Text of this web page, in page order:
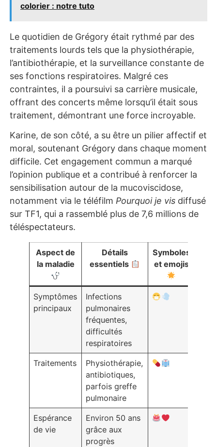
colorier : notre tuto
Le quotidien de Grégory était rythmé par des
traitements lourds tels que la physiothérapie,
l’antibiothérapie, et la surveillance constante de
ses fonctions respiratoires. Malgré ces
contraintes, il a poursuivi sa carrière musicale,
offrant des concerts même lorsqu’il était sous
traitement, démontrant une force incroyable.
Karine, de son côté, a su être un pilier affectif et
moral, soutenant Grégory dans chaque moment
difficile. Cet engagement commun a marqué
l’opinion publique et a contribué à renforcer la
sensibilisation autour de la mucoviscidose,
notamment via le téléfilm Pourquoi je vis diffusé
sur TF1, qui a rassemblé plus de 7,6 millions de
téléspectateurs.
Aspect de
la maladie
Détails
essentiels
Symboles
et emojis
Symptômes
principaux
Infections
pulmonaires
fréquentes,
difficultés
respiratoires
Traitements
Physiothérapie,
antibiotiques,
parfois greffe
pulmonaire
Espérance
de vie
Environ 50 ans
grâce aux
progrès